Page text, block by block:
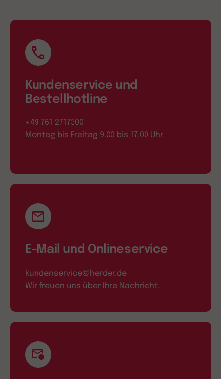
Kundenservice und
Bestellhotline
+49 761 2717300
Montag bis Freitag 9.00 bis 17.00 Uhr
E-Mail und Onlineservice
kundenservice@herder.de
Wir freuen uns über Ihre Nachricht.